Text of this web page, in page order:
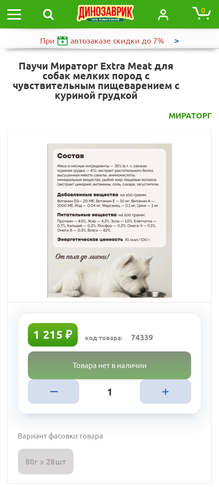
0
При автозаказе скидки до 7% >
Паучи Мираторг Extra Meat для
собак мелких пород с
чувствительным пищеварением с
куриной грудкой
МИРАТОРГ
1 215 ₽ код товара: 74339
Товара нет в наличии
Вариант фасовки товара
80г х 28шт